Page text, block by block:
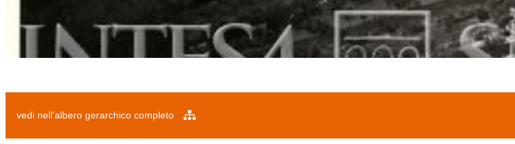
vedi nell'albero gerarchico completo